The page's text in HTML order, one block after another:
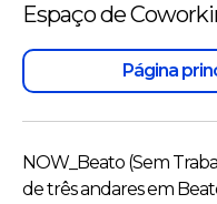
Espaço de
Página
NOW_Beato (Sem
de três andares em